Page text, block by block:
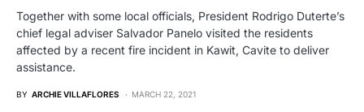
Together with some local officials, President Rodrigo Duterte’s
chief legal adviser Salvador Panelo visited the residents
affected by a recent fire incident in Kawit, Cavite to deliver
assistance.
BY ARCHIE VILLAFLORES MARCH 22, 2021